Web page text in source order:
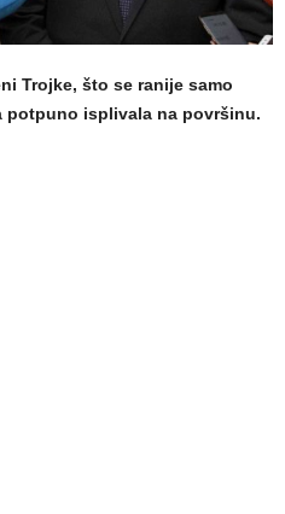
Trojke, što se ranije samo
potpuno isplivala na površinu.